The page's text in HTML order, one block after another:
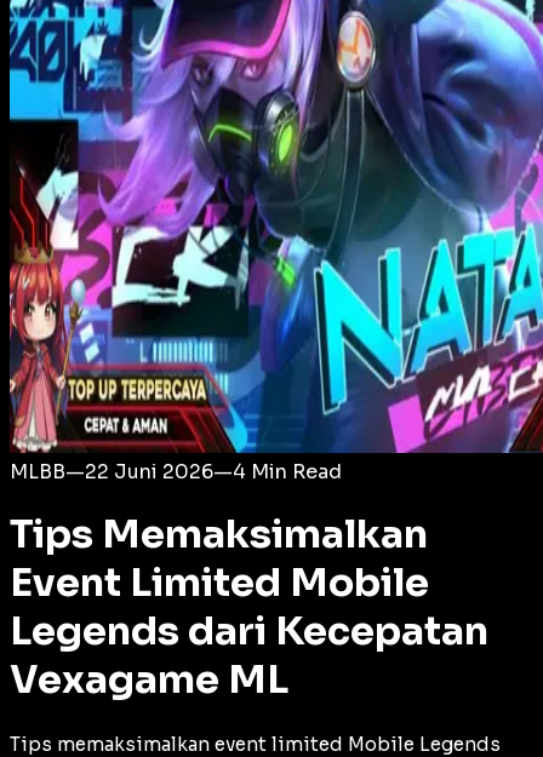
Login
MLBB—22 Juni 2026—4 Min Read
Tips Memaksimalkan
Event Limited Mobile
Legends dari Kecepatan
Vexagame ML
Tips memaksimalkan event limited Mobile Legends